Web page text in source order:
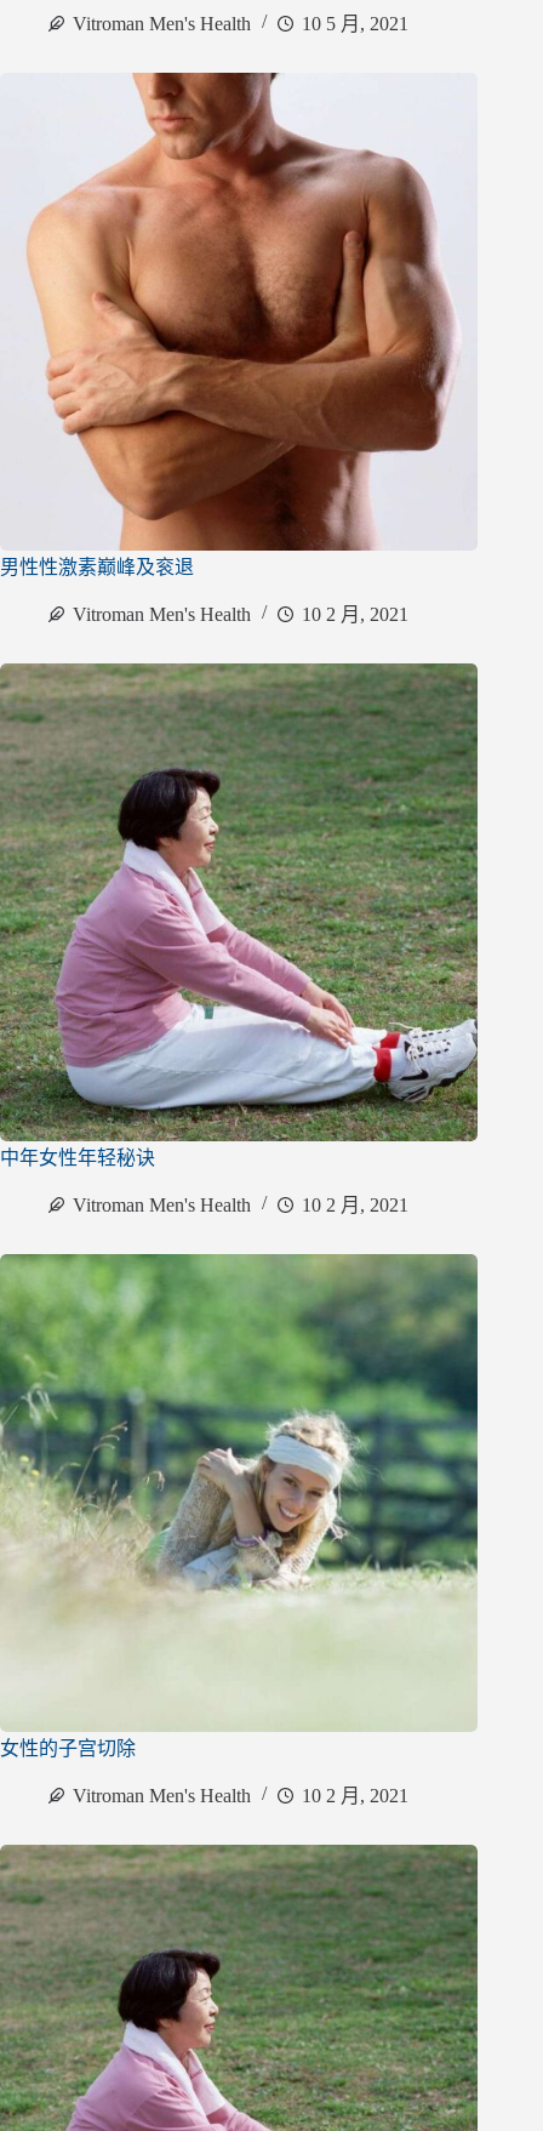
Vitroman Men's Health 10 5 月, 2021
男性性激素巅峰及衮退
Vitroman Men's Health 10 2 月, 2021
中年女性年轻秘诀
Vitroman Men's Health 10 2 月, 2021
女性的子宫切除
Vitroman Men's Health 10 2 月, 2021